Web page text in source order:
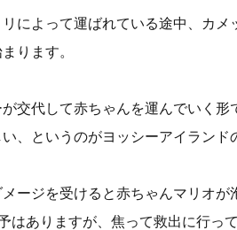
によって運ばれている途中、カメ
ります。
交代して赤ちゃんを運んでいく形
、というのがヨッシーアイランド
ージを受けると赤ちゃんマリオが
はありますが、焦って救出に行っ